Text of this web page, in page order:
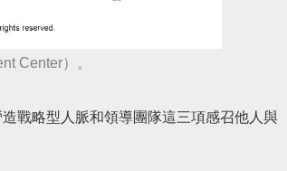
Center）。
戰略型人脈和領導團隊這三項感召他人與